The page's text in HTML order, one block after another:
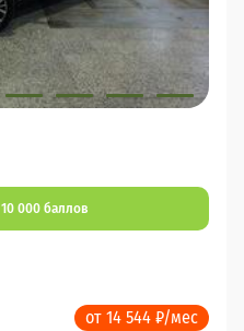
10 000 баллов
от 14 544 ₽/мес